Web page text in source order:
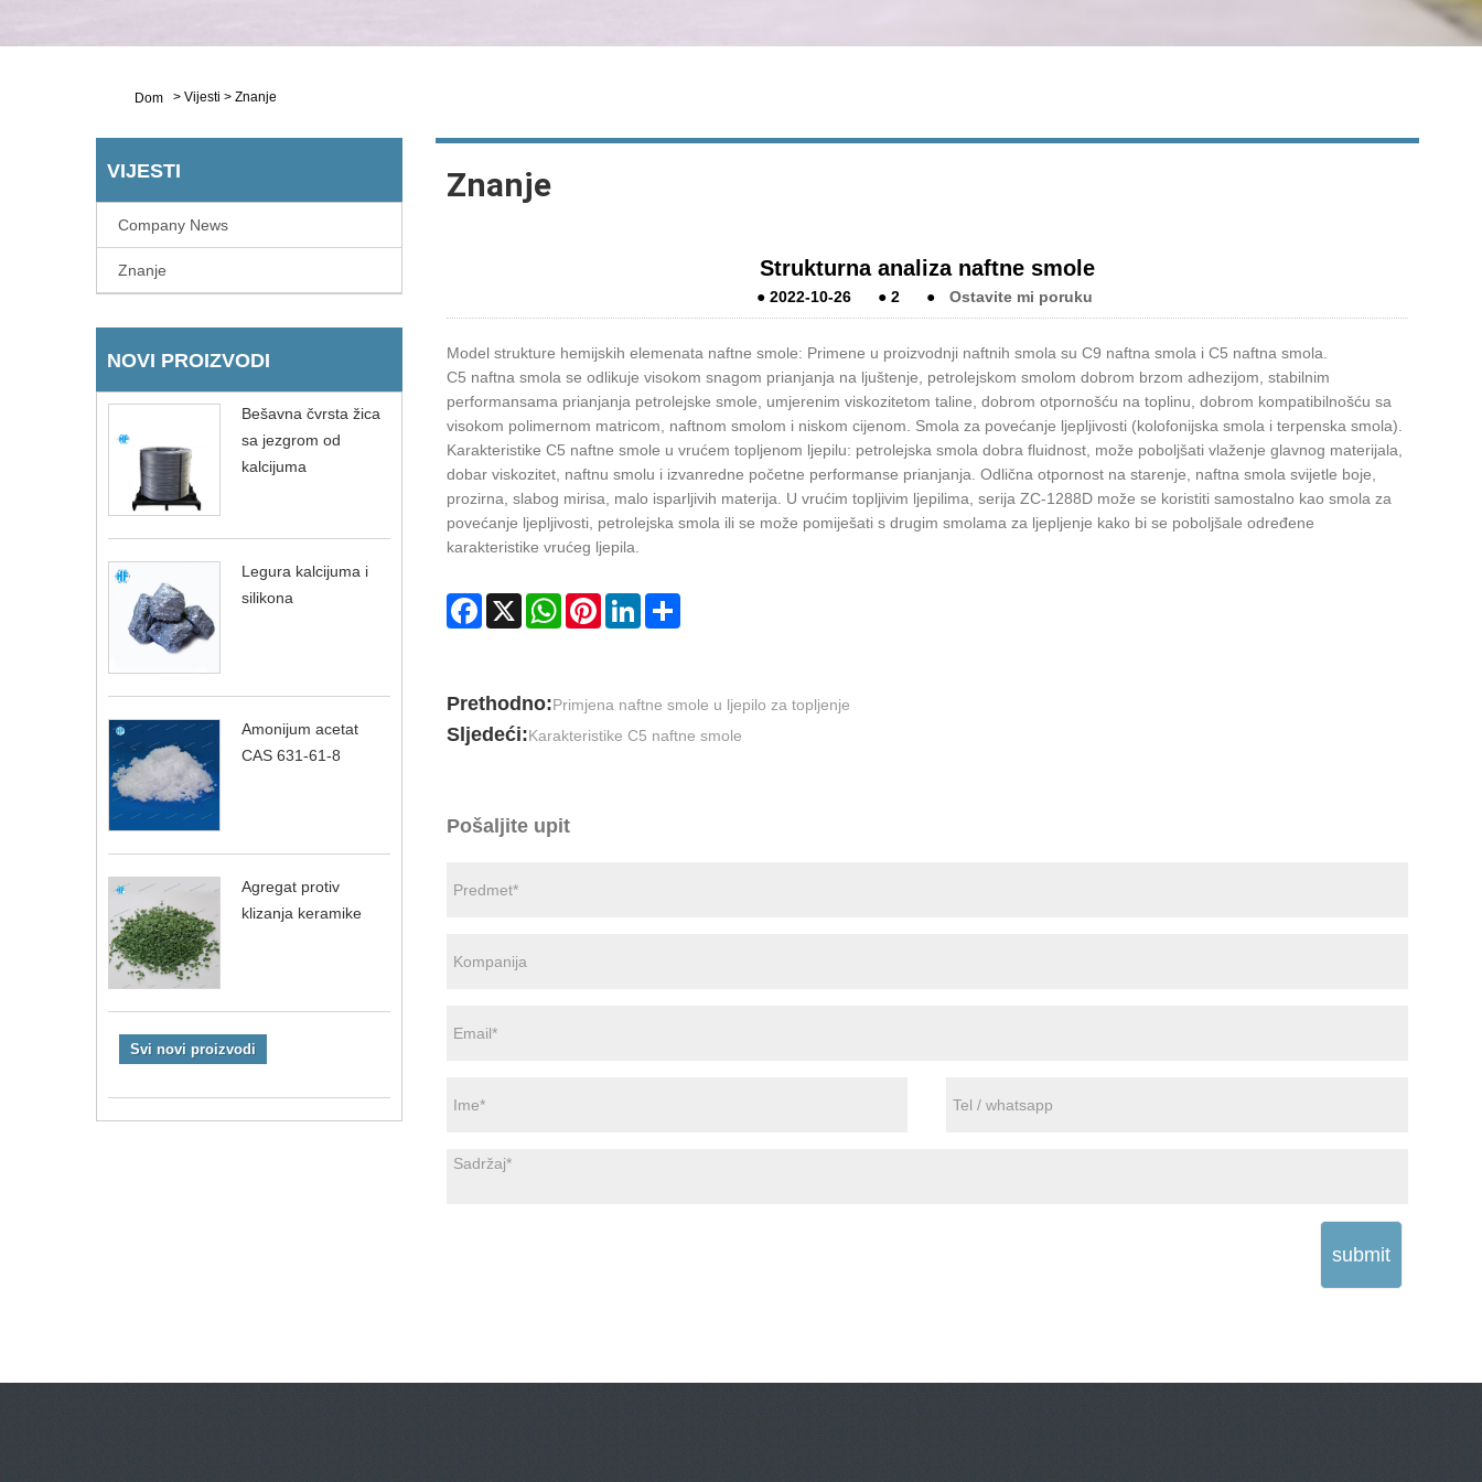
Dom > Vijesti > Znanje
VIJESTI
Company News
Znanje
NOVI PROIZVODI
Bešavna čvrsta žica
sa jezgrom od
kalcijuma
Legura kalcijuma i
silikona
Amonijum acetat
CAS 631-61-8
Agregat protiv
klizanja keramike
Svi novi proizvodi
Znanje
Strukturna analiza naftne smole
●2022-10-26 ●2 ● Ostavite mi poruku
Model strukture hemijskih elemenata naftne smole: Primene u proizvodnji naftnih smola su C9 naftna smola i C5 naftna smola.
C5 naftna smola se odlikuje visokom snagom prianjanja na ljuštenje, petrolejskom smolom dobrom brzom adhezijom, stabilnim
performansama prianjanja petrolejske smole, umjerenim viskozitetom taline, dobrom otpornošću na toplinu, dobrom kompatibilnošću sa
visokom polimernom matricom, naftnom smolom i niskom cijenom. Smola za povećanje ljepljivosti (kolofonijska smola i terpenska smola).
Karakteristike C5 naftne smole u vrućem topljenom ljepilu: petrolejska smola dobra fluidnost, može poboljšati vlaženje glavnog materijala,
dobar viskozitet, naftnu smolu i izvanredne početne performanse prianjanja. Odlična otpornost na starenje, naftna smola svijetle boje,
prozirna, slabog mirisa, malo isparljivih materija. U vrućim topljivim ljepilima, serija ZC-1288D može se koristiti samostalno kao smola za
povećanje ljepljivosti, petrolejska smola ili se može pomiješati s drugim smolama za ljepljenje kako bi se poboljšale određene
karakteristike vrućeg ljepila.
Facebook
X WhatsAppPinterestLinkedInShare
Prethodno:Primjena naftne smole u ljepilo za topljenje
Sljedeći:Karakteristike C5 naftne smole
Pošaljite upit
submit